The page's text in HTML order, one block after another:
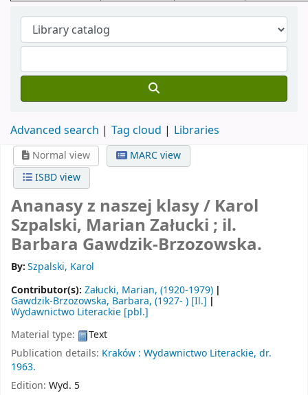
Advanced search Tag cloud Libraries
Normal view
MARC view
ISBD view
Ananasy z naszej klasy / Karol
Szpalski, Marian Załucki ; il.
Barbara Gawdzik-Brzozowska.
By:Szpalski, Karol
Contributor(s): Załucki, Marian, (1920-1979)
Gawdzik-Brzozowska, Barbara, (1927- ) [Il.]
Wydawnictwo Literackie [pbl.]
Material type:
Text
Publication details: Kraków : Wydawnictwo Literackie, dr.
1963.
Edition: Wyd. 5